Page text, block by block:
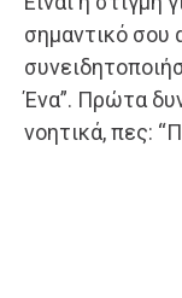
σημαντικό σου
Ένα”. Πρώτα
νοητικά, πες: